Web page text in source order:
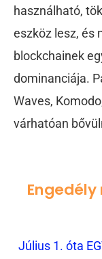
használható,
eszköz lesz, és
blockchainek
dominanciája.
Waves,
várhatóan
Július 1. óta